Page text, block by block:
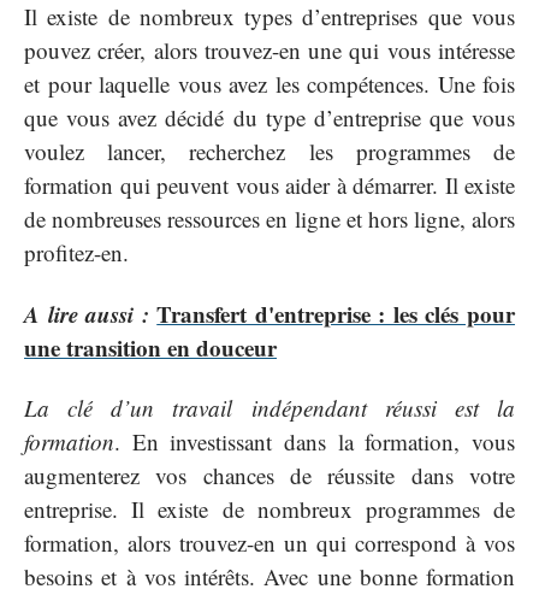
Il existe de nombreux types d’entreprises que vous
pouvez créer, alors trouvez-en une qui vous intéresse
et pour laquelle vous avez les compétences. Une fois
que vous avez décidé du type d’entreprise que vous
voulez lancer, recherchez les programmes de
formation qui peuvent vous aider à démarrer. Il existe
de nombreuses ressources en ligne et hors ligne, alors
profitez-en.
A lire aussi : Transfert d'entreprise : les clés pour
une transition en douceur
La clé d’un travail indépendant réussi est la
formation. En investissant dans la formation, vous
augmenterez vos chances de réussite dans votre
entreprise. Il existe de nombreux programmes de
formation, alors trouvez-en un qui correspond à vos
besoins et à vos intérêts. Avec une bonne formation